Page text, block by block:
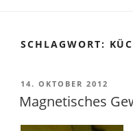
SCHLAGWORT:
VERÖFFENTLICHT
AM
14. OKTOBER 2012
Magnetisches